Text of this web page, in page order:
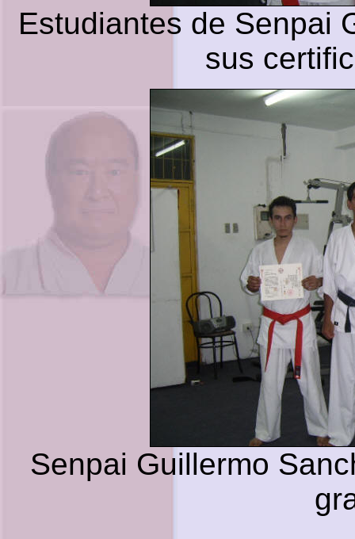
Estudiantes de Senpai
sus
Senpai Guillermo